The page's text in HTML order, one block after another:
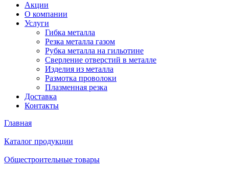
Акции
О компании
Услуги
Гибка металла
Резка металла газом
Рубка металла на гильотине
Сверление отверстий в металле
Изделия из металла
Размотка проволоки
Плазменная резка
Доставка
Контакты
Главная
Каталог продукции
Общестроительные товары